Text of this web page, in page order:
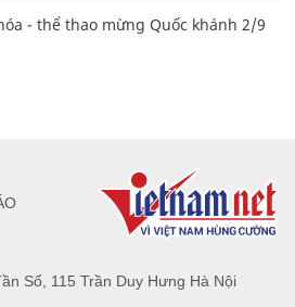
- thể thao mừng Quốc khánh 2/9
Số, 115 Trần Duy Hưng Hà Nội